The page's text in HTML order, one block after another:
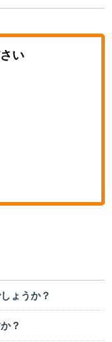
い
ょうか？
？